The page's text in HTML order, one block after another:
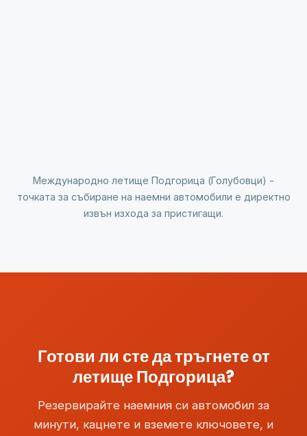
Международно летище Подгорица (Голубовци) -
точката за събиране на наемни автомобили е директно
извън изхода за пристигащи.
Готови ли сте да тръгнете от
летище Подгорица?
Резервирайте наемния си автомобил за
минути, кацнете и вземете ключовете, и